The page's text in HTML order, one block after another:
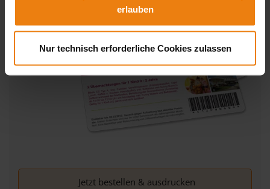
widersprechen. Zu den Anbietern aus der USA: SIe
können diese auch einzeln abwählen oder zulassen. Der
europäischen Datenschutz entsprechendes
Schutzniveau gibt und wir einerseits Ihnen eine perfekte
Dienstleistung bieten wollen und andererseits auch die
Wahlmöglichkeit, wie wir dabei mit Ihren Daten umgehen
Verarbeitung Ihrer Daten, Ihre Rechte und unsere
Pflichten nachzulesen.
erlauben
Nur technisch erforderliche Cookies zulassen
Jetzt bestellen & ausdrucken